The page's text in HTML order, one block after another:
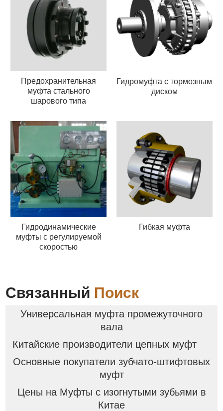
Предохранительная
муфта стального
шарового типа
Гидромуфта с тормозным
диском
Гидродинамические
муфты с регулируемой
скоростью
Гибкая муфта
Связанный Поиск
Универсальная муфта промежуточного
вала
Китайские производители цепных муфт
Основные покупатели зубчато-штифтовых
муфт
Цены на Муфты с изогнутыми зубьями в
Китае